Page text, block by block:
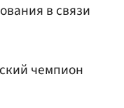
в связи
чемпион